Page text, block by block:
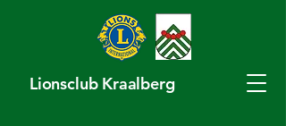
Lionsclub Kraalberg